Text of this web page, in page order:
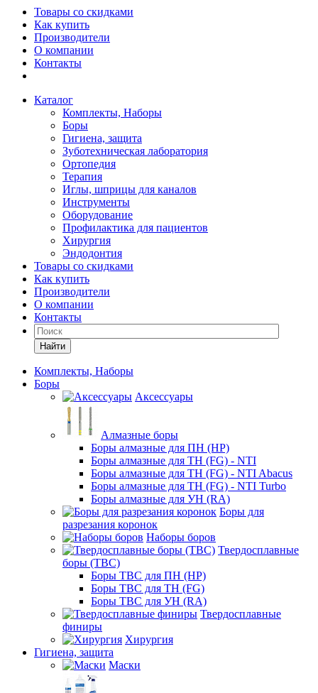
Товары со скидками
Как купить
Производители
О компании
Контакты
Каталог
Комплекты, Наборы
Боры
Гигиена, защита
Зуботехническая лаборатория
Ортопедия
Терапия
Иглы, шприцы для каналов
Инструменты
Оборудование
Профилактика для пациентов
Хирургия
Эндодонтия
Товары со скидками
Как купить
Производители
О компании
Контакты
Найти
Комплекты, Наборы
Боры
Аксессуары
Алмазные боры
Боры алмазные для ПН (HP)
Боры алмазные для ТН (FG) - NTI
Боры алмазные для ТН (FG) - NTI Abacus
Боры алмазные для ТН (FG) - NTI Turbo
Боры алмазные для УН (RA)
Боры для
разрезания коронок
Наборы боров
Твердосплавные
боры (ТВС)
Боры ТВС для ПН (HP)
Боры ТВС для ТН (FG)
Боры ТВС для УН (RA)
Твердосплавные
финиры
Хирургия
Гигиена, защита
Маски